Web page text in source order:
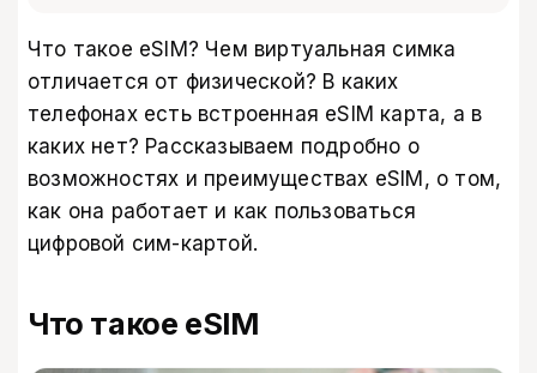
Что такое eSIM? Чем виртуальная симка
отличается от физической? В каких
телефонах есть встроенная eSIM карта, а в
каких нет? Рассказываем подробно о
возможностях и преимуществах eSIM, о том,
как она работает и как пользоваться
цифровой сим-картой.
Что такое eSIM